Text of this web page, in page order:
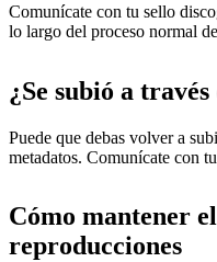
Comunícate con tu sello
lo largo del proceso normal
¿Se subió a
Puede que debas volver a
metadatos. Comunícate con
Cómo mantener
reproducciones